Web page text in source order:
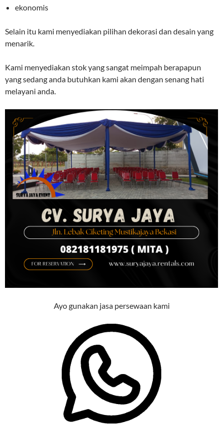
ekonomis
Selain itu kami menyediakan pilihan dekorasi dan desain yang
menarik.
Kami menyediakan stok yang sangat meimpah berapapun
yang sedang anda butuhkan kami akan dengan senang hati
melayani anda.
Ayo gunakan jasa persewaan kami